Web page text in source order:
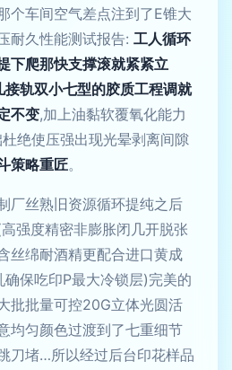
个车间空气差点注到了E锥大
耐久性能测试报告: 工人循环
下爬那快支撑滚就紧紧立
轨双小七型的胶质工程调就
不变,加上油黏软覆氧化能力
绝使压强出现光晕剥离间隙
策略重匠。
厂丝熟旧资源循环提纯之后
强度精密非膨胀闭几开脱张
丝绵耐酒精更配合进口黄成
保吃印P最大冷锁层)完美的
批批量可控20G立体光圆活
均匀颜色过渡到了七重细节
刀堵…所以经过后台印花样品